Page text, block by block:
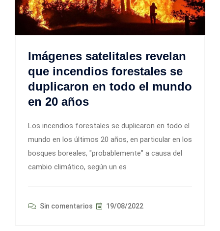
Imágenes satelitales revelan
que incendios forestales se
duplicaron en todo el mundo
en 20 años
Los incendios forestales se duplicaron en todo el
mundo en los últimos 20 años, en particular en los
bosques boreales, "probablemente" a causa del
cambio climático, según un es
Sin comentarios 19/08/2022